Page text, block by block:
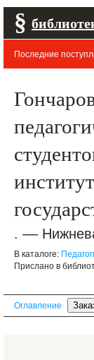
§
Последние
. ––
В каталоге:
Прислано в
Оглавление